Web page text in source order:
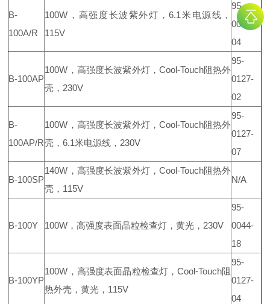
B-
100A/R
100W，高强度长波紫外灯，6.1米电源线，
115V
95-
0044-
04
B-100AP
100W，高强度长波紫外灯，Cool-Touch阻热外
壳，230V
95-
0127-
02
B-
100AP/R
100W，高强度长波紫外灯，Cool-Touch阻热外
壳，6.1米电源线，230V
95-
0127-
07
B-100SP
140W，高强度长波紫外灯，Cool-Touch阻热外
壳，115V
N/A
B-100Y 100W，高强度表面晶粒检查灯，黄光，230V
95-
0044-
18
B-100YP
100W，高强度表面晶粒检查灯，Cool-Touch阻
热外壳，黄光，115V
95-
0127-
04